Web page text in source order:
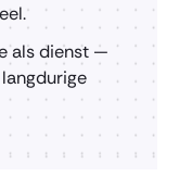
als dienst —